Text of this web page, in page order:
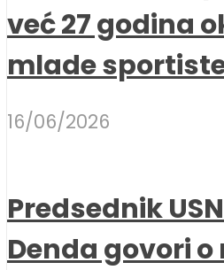
već 27 godina
mlade
16/06/2026
Predsednik
Denda govori